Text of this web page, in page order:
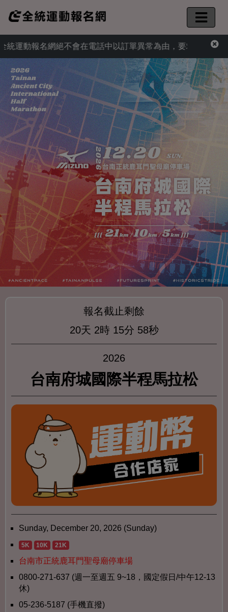
名網絕不會在電話中以訂單異常為由，要求您提供信用卡資
報名截止剩餘
20天 2時 15分 57秒
2026
台南府城國際半程馬拉松
Sunday, December 20, 2026 (Sunday)
5K 10K 21K
台南市正統鹿耳門聖母廟停車場
0800-271-637 (週一至週五 9~18，國定假日/中午12-13
休)
05-236-5187 (手機直撥)